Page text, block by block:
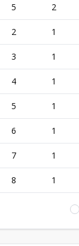
5 2
2 1
3 1
4 1
5 1
6 1
7 1
8 1
2 1